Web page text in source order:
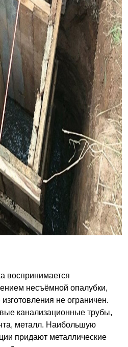
воспринимается
несъёмной опалубки,
не ограничен.
канализационные трубы,
металл. Наибольшую
придают металлические